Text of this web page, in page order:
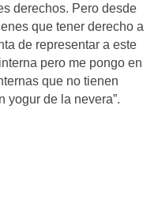
derechos. Pero desde
que tener derecho a
de representar a este
pero me pongo en
que no tienen
yogur de la nevera”.